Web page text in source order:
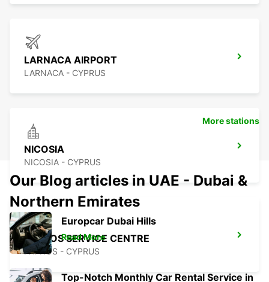
LARNACA AIRPORT
LARNACA - CYPRUS
NICOSIA
NICOSIA - CYPRUS
PAPHOS SERVICE CENTRE
PAPHOS - CYPRUS
More stations
Our Blog articles in UAE - Dubai &
Northern Emirates
Europcar Dubai Hills
Read More
Top-Notch Monthly Car Rental Service in